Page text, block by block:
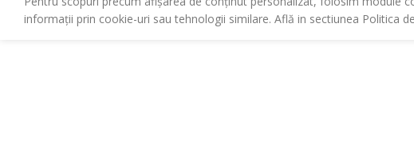
informații prin cookie-uri sau tehnologii similare. Află in sectiunea Politica